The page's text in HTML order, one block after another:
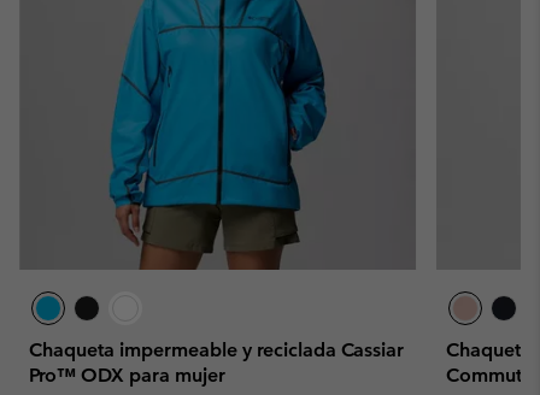
Chaqueta impermeable y reciclada Cassiar
Pro™ ODX para mujer
Chaqueta